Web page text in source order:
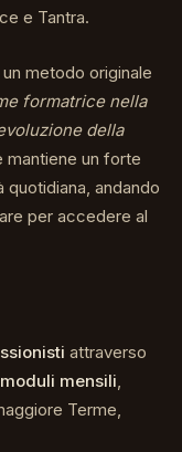
e Tantra.
metodo originale
formatrice nella
della
mantiene un forte
andando
per accedere al
attraverso
moduli mensili
Terme,